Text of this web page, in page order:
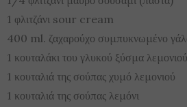
1 φλιτζάνι sour cream
400 ml. ζαχαρούχο συμπυκνωμένο
1 κουταλάκι του γλυκού ξύσμα λεμονιού
1 κουταλιά της σούπας χυμό λεμονιού
1 κουταλιά της σούπας λεμόνι